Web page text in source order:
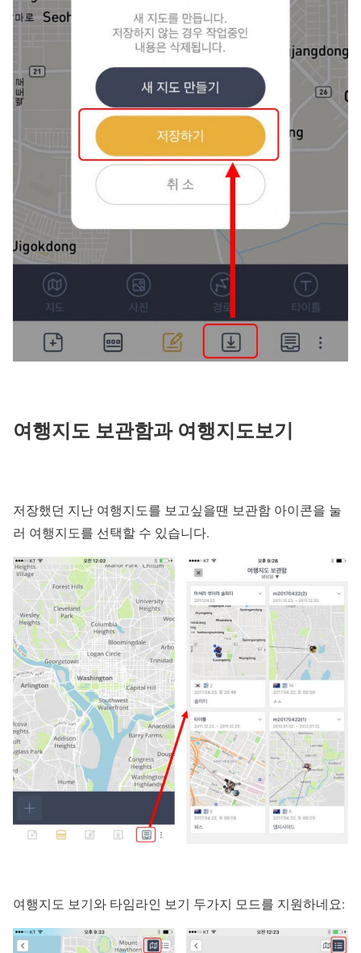
여행지도 보관함과 여행지도보기
저장했던 지난 여행지도를 보고싶을땐 보관함 아이콘을 눌
러 여행지도를 선택할 수 있습니다.
여행지도 보기와 타임라인 보기 두가지 모드를 지원하네요: